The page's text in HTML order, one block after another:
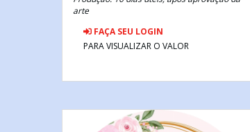
arte
FAÇA SEU LOGIN
PARA VISUALIZAR O VALOR